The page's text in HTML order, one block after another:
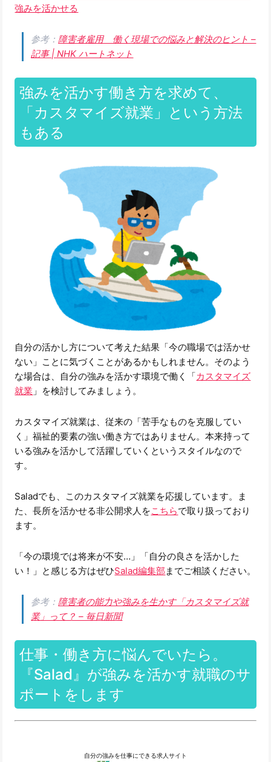
強みを活かせる
参考：障害者雇用 働く現場での悩みと解決のヒント –
記事 | NHK ハートネット
強みを活かす働き方を求めて、
「カスタマイズ就業」という方法
もある
自分の活かし方について考えた結果「今の職場では活かせ
ない」ことに気づくことがあるかもしれません。そのよう
な場合は、自分の強みを活かす環境で働く「カスタマイズ
就業 」を検討してみましょう。
カスタマイズ就業は、従来の「苦手なものを克服してい
く」福祉的要素の強い働き方ではありません。本来持って
いる強みを活かして活躍していくというスタイルなので
す。
Saladでも、このカスタマイズ就業を応援しています。ま
た、長所を活かせる非公開求人をこちらで取り扱っており
ます。
「今の環境では将来が不安…」「自分の良さを活かした
い！」と感じる方はぜひSalad編集部 までご相談ください。
参考：障害者の能力や強みを生かす「カスタマイズ就
業」って？ – 毎日新聞
仕事・働き方に悩んでいたら。
『Salad』が強みを活かす就職のサ
ポートをします
自分の強みを仕事にできる求人サイト